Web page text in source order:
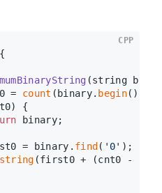
(string
= count (binary. begin(),
{
binary;
= binary. find ( '0' );
string (first0 + (cnt0 -
CPP